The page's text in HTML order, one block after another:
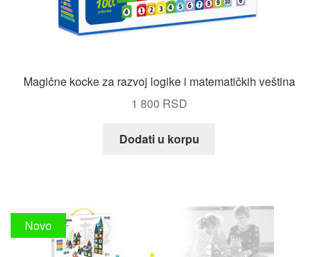
Magične kocke za razvoj logike i matematičkih veština
1 800 RSD
Dodati u korpu
Novo